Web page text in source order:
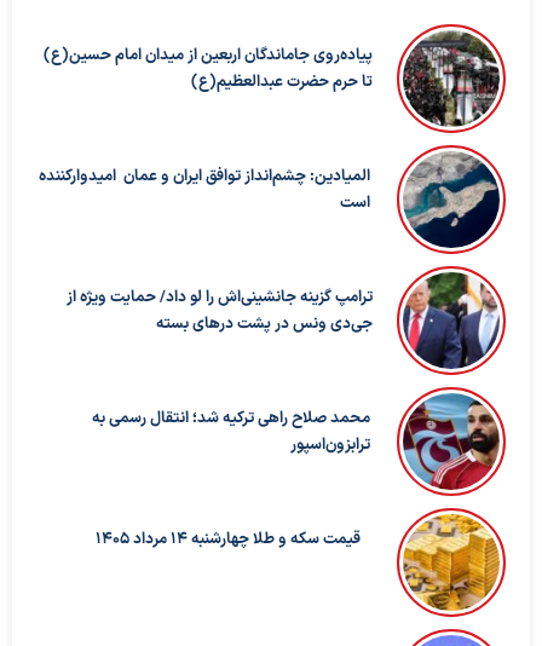
پیاده‌روی جاماندگان اربعین از میدان امام حسین(ع)
تا حرم حضرت عبدالعظیم(ع)
المیادین: چشم‌انداز توافق ایران و عمان امیدوارکننده
است
ترامپ گزینه جانشینی‌اش را لو داد/ حمایت ویژه از
جی‌دی ونس در پشت درهای بسته
محمد صلاح راهی ترکیه شد؛ انتقال رسمی به
ترابزون‌اسپور
قیمت سکه و طلا چهارشنبه 14 مرداد 1405